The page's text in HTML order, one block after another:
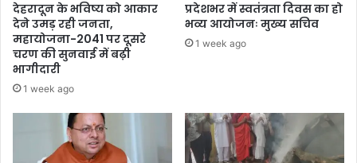
देहरादून के भविष्य को आकार
देने उमड़ रही जनता,
महायोजना-2041 पर दूसरे
चरण की सुनवाई में बढ़ी
भागीदारी
1 week ago
प्रदेशभर में स्वतंत्रता दिवस का हो
भव्य आयोजनः मुख्य सचिव
1 week ago